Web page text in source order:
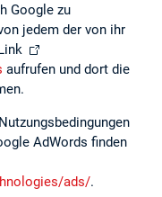
Google zu
jedem der von ihr
aufrufen und dort die
AdWords finden
ads/.